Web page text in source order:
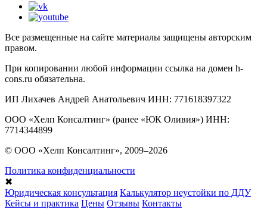
Все размещенные на сайте материалы защищены авторским
правом.
При копировании любой информации ссылка на домен h-
cons.ru обязательна.
ИП Лихачев Андрей Анатольевич ИНН: 771618397322
ООО «Хелп Консалтинг» (ранее «ЮК Оливия») ИНН:
7714344899
© ООО «Хелп Консалтинг», 2009–2026
Политика конфиденциальности
✖
Юридическая консультация Калькулятор неустойки по ДДУ
Кейсы и практика Цены Отзывы Контакты